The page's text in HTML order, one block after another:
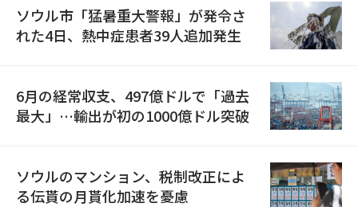
ソウル市「猛暑重大警報」が発令さ
れた4日、熱中症患者39人追加発生
6月の経常収支、497億ドルで「過去
最大」…輸出が初の1000億ドル突破
ソウルのマンション、税制改正によ
る伝貰の月貰化加速を憂慮